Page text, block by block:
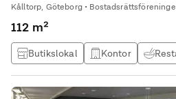
Kålltorp, Göteborg •
112 m²
Butikslokal Kontor
Studio / atlejé